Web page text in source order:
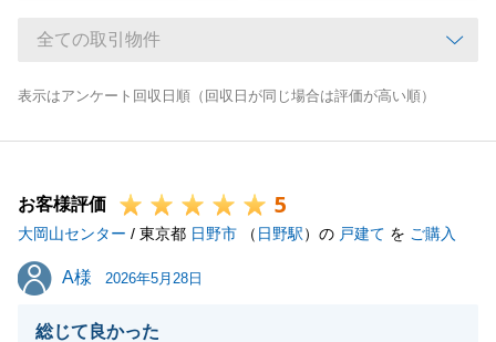
表示はアンケート回収日順（回収日が同じ場合は評価が高い順）
お客様評価 5
大岡山センター / 東京都 日野市 （ 日野駅）の 戸建て を ご購入
A様
A様 2026年5月28日
総じて良かった